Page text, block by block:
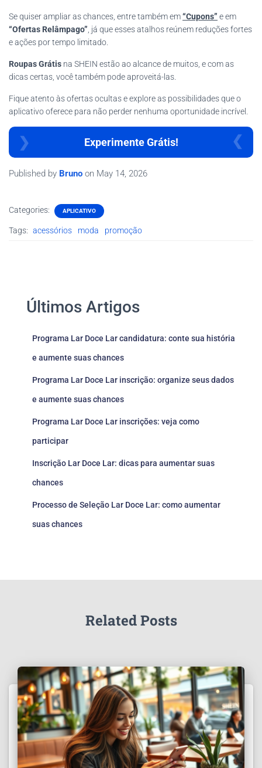
Se quiser ampliar as chances, entre também em“Cupons” e em
“Ofertas Relâmpago” , já que esses atalhos reúnem reduções fortes
e ações por tempo limitado.
Roupas Grátis na SHEIN estão ao alcance de muitos, e com as
dicas certas, você também pode aproveitá-las.
Fique atento às ofertas ocultas e explore as possibilidades que o
aplicativo oferece para não perder nenhuma oportunidade incrível.
Experimente Grátis!
Published by Bruno on May 14, 2026
Categories: APLICATIVO
Tags: acessórios moda promoção
Últimos Artigos
Programa Lar Doce Lar candidatura: conte sua história
e aumente suas chances
Programa Lar Doce Lar inscrição: organize seus dados
e aumente suas chances
Programa Lar Doce Lar inscrições: veja como
participar
Inscrição Lar Doce Lar: dicas para aumentar suas
chances
Processo de Seleção Lar Doce Lar: como aumentar
suas chances
Related Posts